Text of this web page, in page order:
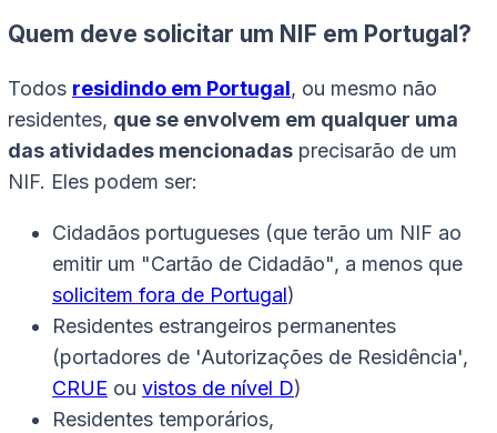
Quem deve solicitar um NIF em Portugal?
Todos residindo em Portugal, ou mesmo não
residentes, que se envolvem em qualquer uma
das atividades mencionadas precisarão de um
NIF. Eles podem ser:
Cidadãos portugueses (que terão um NIF ao
emitir um "Cartão de Cidadão", a menos que
solicitem fora de Portugal)
Residentes estrangeiros permanentes
(portadores de 'Autorizações de Residência',
CRUE ou vistos de nível D)
Residentes temporários,